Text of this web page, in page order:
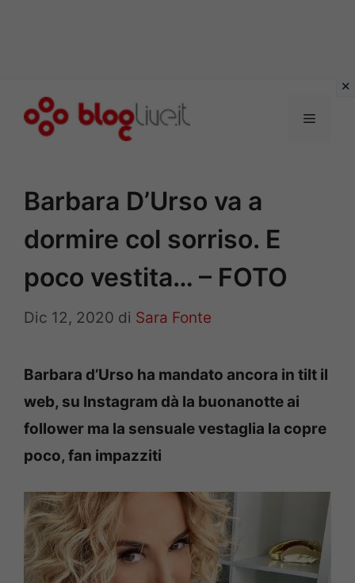
Menu
Barbara D’Urso va a
dormire col sorriso. E
poco vestita… – FOTO
Dic 12, 2020 di Sara Fonte
Barbara d’Urso ha mandato ancora in tilt il
web, su Instagram dà la buonanotte ai
follower ma la sensuale vestaglia la copre
poco, fan impazziti